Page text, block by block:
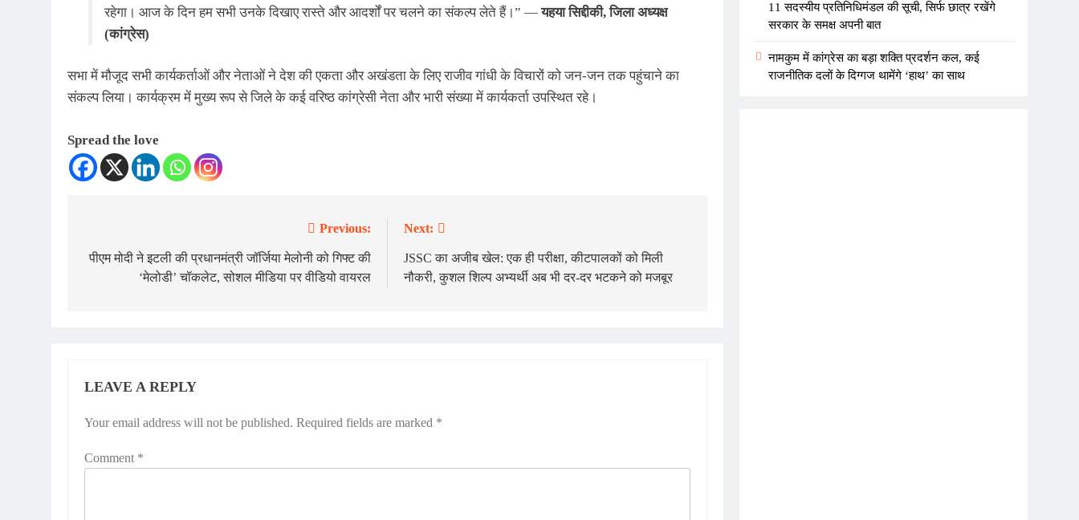
रहेगा। आज के दिन हम सभी उनके दिखाए रास्ते और आदर्शों पर चलने का संकल्प लेते हैं।” —यहया सिद्दीकी, जिला अध्यक्ष
(कांग्रेस)
सभा में मौजूद सभी कार्यकर्ताओं और नेताओं ने देश की एकता और अखंडता के लिए राजीव गांधी के विचारों को जन-जन तक पहुंचाने का
संकल्प लिया। कार्यक्रम में मुख्य रूप से जिले के कई वरिष्ठ कांग्रेसी नेता और भारी संख्या में कार्यकर्ता उपस्थित रहे।
Spread the love
navigation
Previous:
पीएम मोदी ने इटली की प्रधानमंत्री जॉर्जिया मेलोनी को गिफ्ट की
‘मेलोडी’ चॉकलेट, सोशल मीडिया पर वीडियो वायरल
Next:
JSSC का अजीब खेल: एक ही परीक्षा, कीटपालकों को मिली
नौकरी, कुशल शिल्प अभ्यर्थी अब भी दर-दर भटकने को मजबूर
LEAVE A REPLY
Your email address will not be published. Required fields are marked *
Comment *
11 सदस्यीय प्रतिनिधिमंडल की सूची, सिर्फ छात्र रखेंगे
सरकार के समक्ष अपनी बात
नामकुम में कांग्रेस का बड़ा शक्ति प्रदर्शन कल, कई
राजनीतिक दलों के दिग्गज थामेंगे ‘हाथ’ का साथ